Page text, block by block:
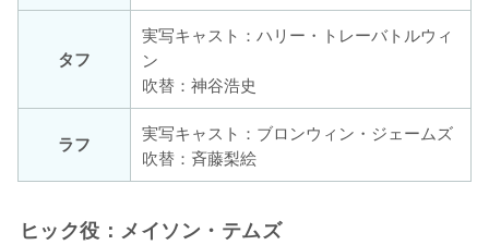
タフ
実写キャスト：ハリー・トレーバトルウィ
ン
吹替：神谷浩史
ラフ
実写キャスト：ブロンウィン・ジェームズ
吹替：斉藤梨絵
ヒック役：メイソン・テムズ